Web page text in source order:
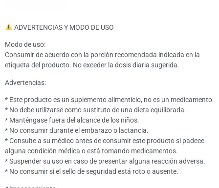
ADVERTENCIAS Y MODO DE USO
Modo de uso:
Consumir de acuerdo con la porción recomendada indicada en la
etiqueta del producto. No exceder la dosis diaria sugerida.
Advertencias:
* Este producto es un suplemento alimenticio, no es un medicamento.
* No debe utilizarse como sustituto de una dieta equilibrada.
* Manténgase fuera del alcance de los niños.
* No consumir durante el embarazo o lactancia.
* Consulte a su médico antes de consumir este producto si padece
alguna condición médica o está tomando medicamentos.
* Suspender su uso en caso de presentar alguna reacción adversa.
* No consumir si el sello de seguridad está roto o ausente.